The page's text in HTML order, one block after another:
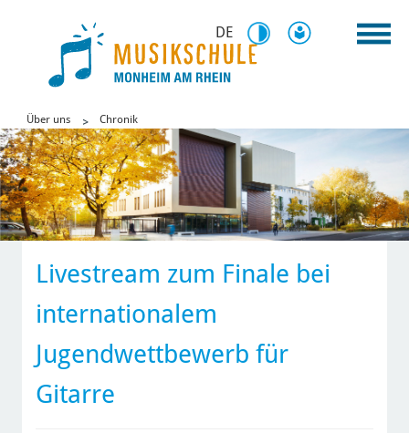
DE
Über uns Chronik
Livestream zum Finale bei
internationalem
Jugendwettbewerb für
Gitarre